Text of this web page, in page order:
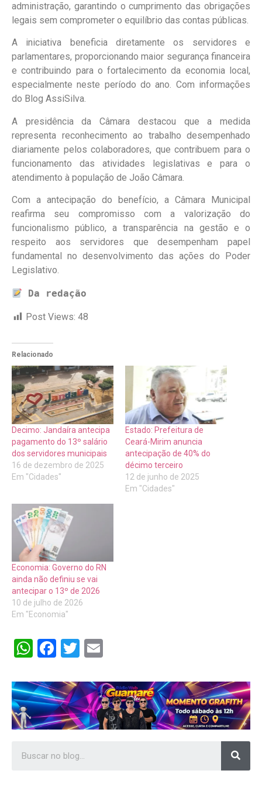
administração, garantindo o cumprimento das obrigações
legais sem comprometer o equilíbrio das contas públicas.
A iniciativa beneficia diretamente os servidores e
parlamentares, proporcionando maior segurança financeira
e contribuindo para o fortalecimento da economia local,
especialmente neste período do ano. Com informações
do Blog AssiSilva.
A presidência da Câmara destacou que a medida
representa reconhecimento ao trabalho desempenhado
diariamente pelos colaboradores, que contribuem para o
funcionamento das atividades legislativas e para o
atendimento à população de João Câmara.
Com a antecipação do benefício, a Câmara Municipal
reafirma seu compromisso com a valorização do
funcionalismo público, a transparência na gestão e o
respeito aos servidores que desempenham papel
fundamental no desenvolvimento das ações do Poder
Legislativo.
Da redação
Post Views: 48
Relacionado
Decimo: Jandaíra antecipa
pagamento do 13º salário
dos servidores municipais
16 de dezembro de 2025
Em "Cidades"
Estado: Prefeitura de
Ceará-Mirim anuncia
antecipação de 40% do
décimo terceiro
12 de junho de 2025
Em "Cidades"
Economia: Governo do RN
ainda não definiu se vai
antecipar o 13º de 2026
10 de julho de 2026
Em "Economia"
WhatsApp
Facebook
Twitter